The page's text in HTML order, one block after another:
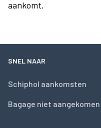
aankomt.
SNEL NAAR
Schiphol aankomsten
Bagage niet aangekomen